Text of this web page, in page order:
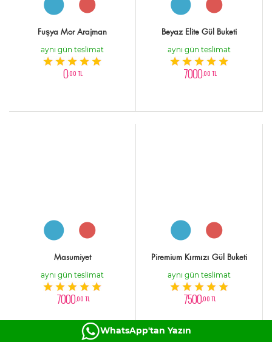
Fuşya Mor Arajman
aynı gün teslimat
0,00 TL
Beyaz Elite Gül Buketi
aynı gün teslimat
7000,00 TL
Masumiyet
aynı gün teslimat
7000,00 TL
Piremium Kırmızı Gül Buketi
aynı gün teslimat
7500,00 TL
WhatsApp'tan Yazın